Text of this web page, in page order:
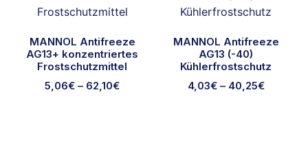
MANNOL Antifreeze
AG13+ konzentriertes
Frostschutzmittel
5,06€ – 62,10€
MANNOL Antifreeze
AG13 (-40)
Kühlerfrostschutz
4,03€– 40,25€